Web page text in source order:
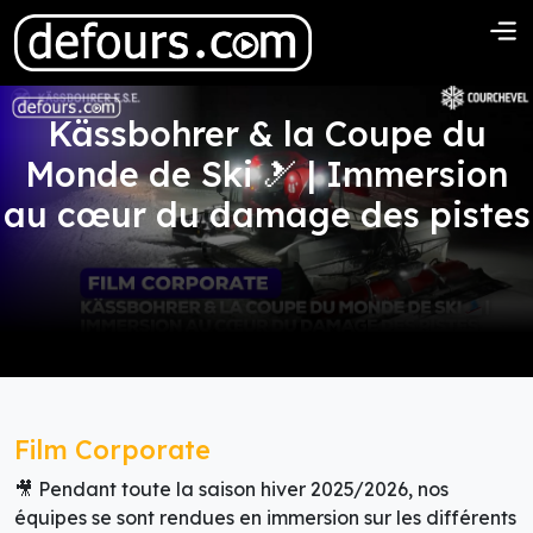
Kässbohrer & la Coupe du
Monde de Ski 🎿 | Immersion
au cœur du damage des pistes
Film Corporate
🎥 Pendant toute la saison hiver 2025/2026, nos
équipes se sont rendues en immersion sur les différents